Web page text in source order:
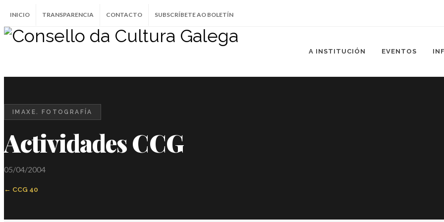
INICIO TRANSPARENCIA CONTACTO SUBSCRÍBETE AO BOLETÍN
A INSTITUCIÓN EVENTOS
IMAXE. FOTOGRAFÍA
Actividades CCG
05/04/2004
CCG 40